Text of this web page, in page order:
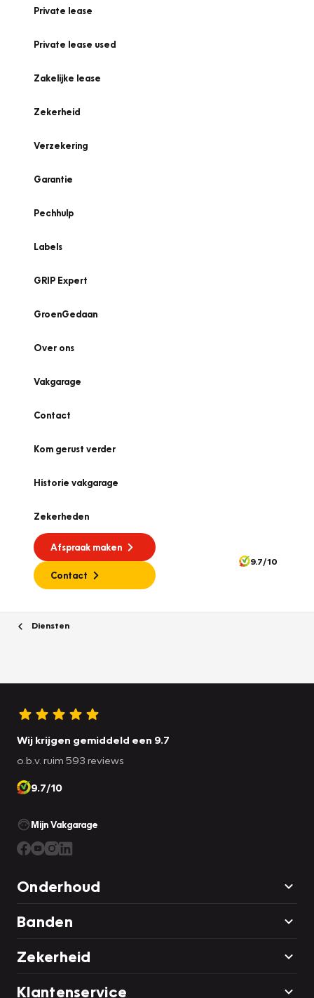
Private lease
Private lease used
Zakelijke lease
Zekerheid
Verzekering
Garantie
Pechhulp
Labels
GRIP Expert
GroenGedaan
Over ons
Vakgarage
Contact
Kom gerust verder
Historie vakgarage
Zekerheden
Afspraak maken
Contact
9.7/10
Diensten
Wij krijgen gemiddeld een 9.7
o.b.v. ruim 593 reviews
9.7/10
Mijn Vakgarage
Onderhoud
Banden
Zekerheid
Klantenservice